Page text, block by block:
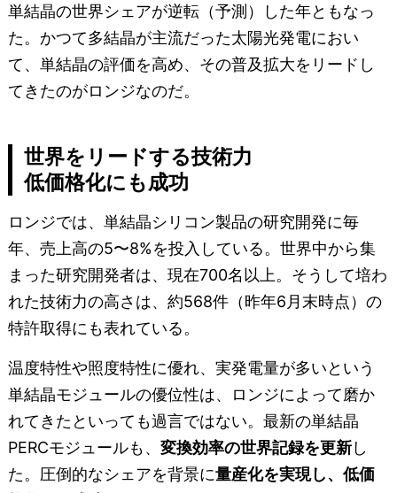
単結晶の世界シェアが逆転（予測）した年ともなっ
た。かつて多結晶が主流だった太陽光発電におい
て、単結晶の評価を高め、その普及拡大をリードし
てきたのがロンジなのだ。
世界をリードする技術力
低価格化にも成功
ロンジでは、単結晶シリコン製品の研究開発に毎
年、売上高の5〜8%を投入している。世界中から集
まった研究開発者は、現在700名以上。そうして培わ
れた技術力の高さは、約568件（昨年6月末時点）の
特許取得にも表れている。
温度特性や照度特性に優れ、実発電量が多いという
単結晶モジュールの優位性は、ロンジによって磨か
れてきたといっても過言ではない。最新の単結晶
PERCモジュールも、 変換効率の世界記録を更新し
た。圧倒的なシェアを背景に量産化を実現し、低価